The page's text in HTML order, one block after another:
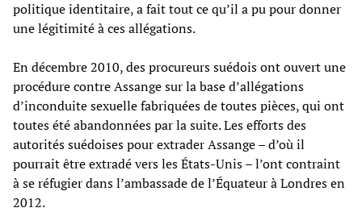
politique identitaire, a fait tout ce qu’il a pu pour donner
une légitimité à ces allégations.
En décembre 2010, des procureurs suédois ont ouvert une
procédure contre Assange sur la base d’allégations
d’inconduite sexuelle fabriquées de toutes pièces, qui ont
toutes été abandonnées par la suite. Les efforts des
autorités suédoises pour extrader Assange – d’où il
pourrait être extradé vers les États-Unis – l’ont contraint
à se réfugier dans l’ambassade de l’Équateur à Londres en
2012.